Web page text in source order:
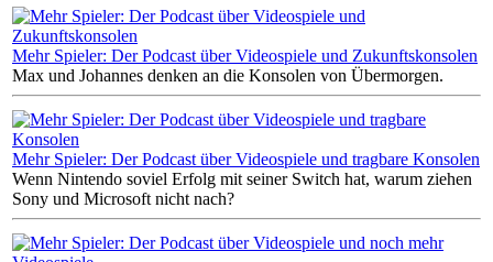
Mehr Spieler: Der Podcast über Videospiele und Zukunftskonsolen
Max und Johannes denken an die Konsolen von Übermorgen.
Mehr Spieler: Der Podcast über Videospiele und tragbare Konsolen
Wenn Nintendo soviel Erfolg mit seiner Switch hat, warum ziehen
Sony und Microsoft nicht nach?